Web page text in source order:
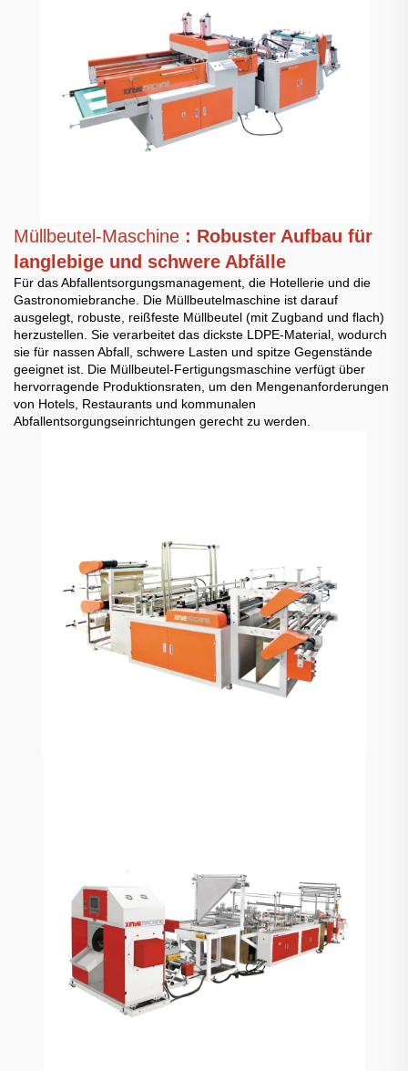
Müllbeutel-Maschine : Robuster Aufbau für
langlebige und schwere Abfälle
Für das Abfallentsorgungsmanagement, die Hotellerie und die
Gastronomiebranche. Die Müllbeutelmaschine ist darauf
ausgelegt, robuste, reißfeste Müllbeutel (mit Zugband und flach)
herzustellen. Sie verarbeitet das dickste LDPE-Material, wodurch
sie für nassen Abfall, schwere Lasten und spitze Gegenstände
geeignet ist. Die Müllbeutel-Fertigungsmaschine verfügt über
hervorragende Produktionsraten, um den Mengenanforderungen
von Hotels, Restaurants und kommunalen
Abfallentsorgungseinrichtungen gerecht zu werden.